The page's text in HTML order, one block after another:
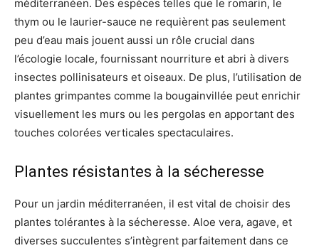
méditerranéen. Des espèces telles que le romarin, le
thym ou le laurier-sauce ne requièrent pas seulement
peu d’eau mais jouent aussi un rôle crucial dans
l’écologie locale, fournissant nourriture et abri à divers
insectes pollinisateurs et oiseaux. De plus, l’utilisation de
plantes grimpantes comme la bougainvillée peut enrichir
visuellement les murs ou les pergolas en apportant des
touches colorées verticales spectaculaires.
Plantes résistantes à la sécheresse
Pour un jardin méditerranéen, il est vital de choisir des
plantes tolérantes à la sécheresse. Aloe vera, agave, et
diverses succulentes s’intègrent parfaitement dans ce